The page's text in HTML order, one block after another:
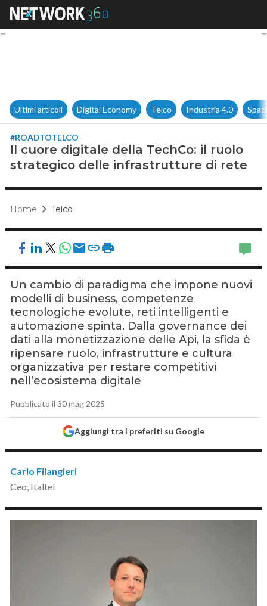
Il cuore digitale della
Ultimi articoli Digital Economy Telco Industria 4.0
#ROADTOTELCO
Il cuore digitale della TechCo: il ruolo
strategico delle infrastrutture di rete
Home Telco
Un cambio di paradigma che impone nuovi
modelli di business, competenze
tecnologiche evolute, reti intelligenti e
automazione spinta. Dalla governance dei
dati alla monetizzazione delle Api, la sfida è
ripensare ruolo, infrastrutture e cultura
organizzativa per restare competitivi
nell’ecosistema digitale
Pubblicato il 30 mag 2025
Aggiungi tra i preferiti su Google
Carlo Filangieri
Ceo, Italtel